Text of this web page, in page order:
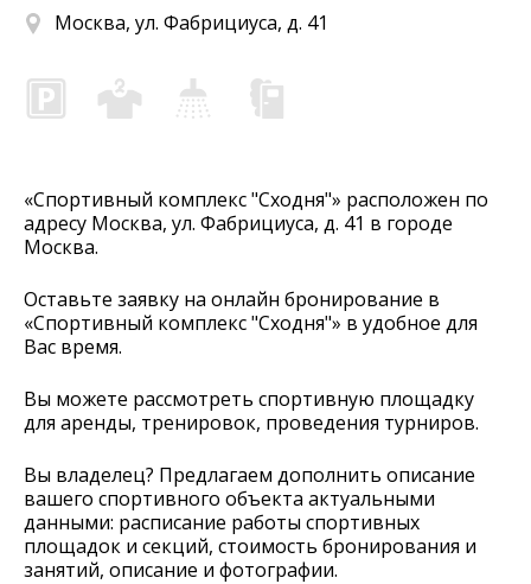
Москва, ул. Фабрициуса, д. 41
«Спортивный комплекс "Сходня"» расположен по
адресу Москва, ул. Фабрициуса, д. 41 в городе
Москва.
Оставьте заявку на онлайн бронирование в
«Спортивный комплекс "Сходня"» в удобное для
Вас время.
Вы можете рассмотреть спортивную площадку
для аренды, тренировок, проведения турниров.
Вы владелец? Предлагаем дополнить описание
вашего спортивного объекта актуальными
данными: расписание работы спортивных
площадок и секций, стоимость бронирования и
занятий, описание и фотографии.